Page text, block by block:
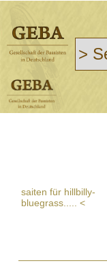
saiten für hillbilly-
bluegrass..... <